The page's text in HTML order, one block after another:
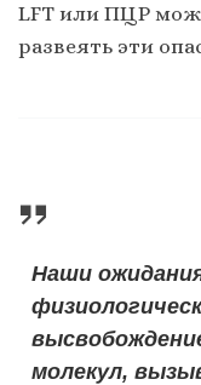
LFT или ПЦР
развеять эти
Наши
молекул,